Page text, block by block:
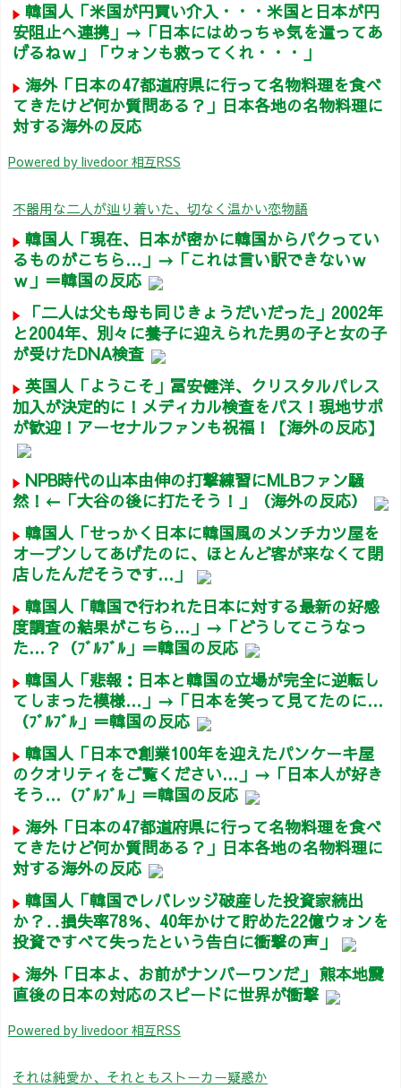
韓国人「米国が円買い介入・・・米国と日本が円
安阻止へ連携」→「日本にはめっちゃ気を遣ってあ
げるねｗ」「ウォンも救ってくれ・・・」
海外「日本の47都道府県に行って名物料理を食べ
てきたけど何か質問ある？」日本各地の名物料理に
対する海外の反応
Powered by livedoor 相互RSS
不器用な二人が辿り着いた、切なく温かい恋物語
韓国人「現在、日本が密かに韓国からパクってい
るものがこちら…」→「これは言い訳できないｗ
ｗ」＝韓国の反応
「二人は父も母も同じきょうだいだった」2002年
と2004年、別々に養子に迎えられた男の子と女の子
が受けたDNA検査
英国人「ようこそ」冨安健洋、クリスタルパレス
加入が決定的に！メディカル検査をパス！現地サポ
が歓迎！アーセナルファンも祝福！【海外の反応】
NPB時代の山本由伸の打撃練習にMLBファン騒
然！←「大谷の後に打たそう！」（海外の反応）
韓国人「せっかく日本に韓国風のメンチカツ屋を
オープンしてあげたのに、ほとんど客が来なくて閉
店したんだそうです…」
韓国人「韓国で行われた日本に対する最新の好感
度調査の結果がこちら…」→「どうしてこうなっ
た…？（ﾌﾞﾙﾌﾞﾙ」＝韓国の反応
韓国人「悲報：日本と韓国の立場が完全に逆転し
てしまった模様…」→「日本を笑って見てたのに…
（ﾌﾞﾙﾌﾞﾙ」＝韓国の反応
韓国人「日本で創業100年を迎えたパンケーキ屋
のクオリティをご覧ください…」→「日本人が好き
そう…（ﾌﾞﾙﾌﾞﾙ」＝韓国の反応
海外「日本の47都道府県に行って名物料理を食べ
てきたけど何か質問ある？」日本各地の名物料理に
対する海外の反応
韓国人「韓国でレバレッジ破産した投資家続出
か？‥損失率78％、40年かけて貯めた22億ウォンを
投資ですべて失ったという告白に衝撃の声」
海外「日本よ、お前がナンバーワンだ」 熊本地震
直後の日本の対応のスピードに世界が衝撃
Powered by livedoor 相互RSS
それは純愛か、それともストーカー疑惑か